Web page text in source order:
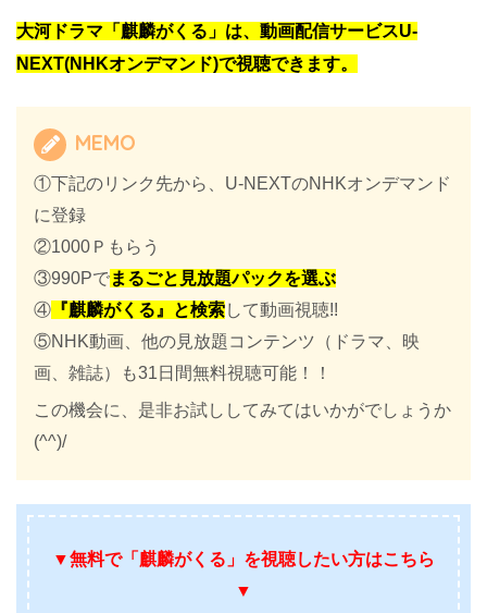
大河ドラマ「麒麟がくる」は、動画配信サービスU-
NEXT(NHKオンデマンド)で視聴できます。
MEMO
①下記のリンク先から、U-NEXTのNHKオンデマンド
に登録
②1000Ｐもらう
③990Pでまるごと見放題パックを選ぶ
④ 『麒麟がくる』と検索して動画視聴!!
⑤NHK動画、他の見放題コンテンツ（ドラマ、映
画、雑誌）も31日間無料視聴可能！！
この機会に、是非お試ししてみてはいかがでしょうか
(^^)/
▼無料で「麒麟がくる」を視聴したい方はこちら
▼